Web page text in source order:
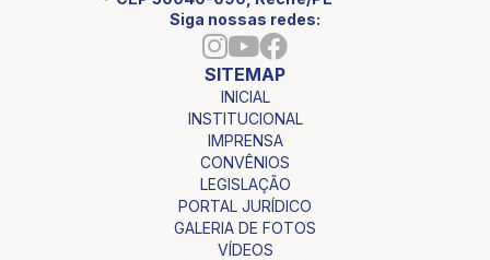
Siga nossas redes:
SITEMAP
INICIAL
INSTITUCIONAL
IMPRENSA
CONVÊNIOS
LEGISLAÇÃO
PORTAL JURÍDICO
GALERIA DE FOTOS
VÍDEOS